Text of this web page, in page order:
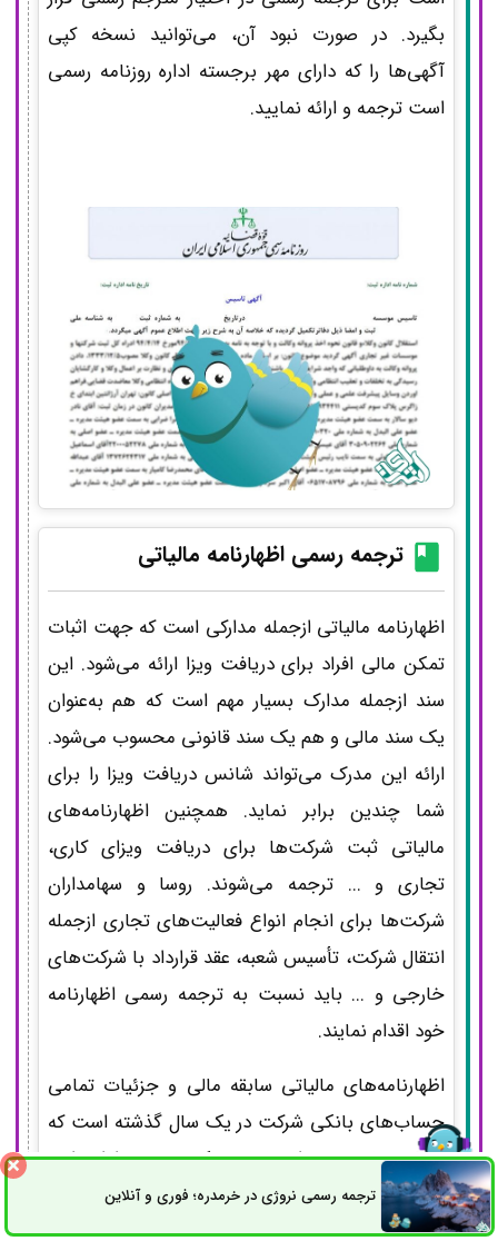
بگیرد. در صورت نبود آن، می‌توانید نسخه کپی
آگهی‌ها را که دارای مهر برجسته اداره روزنامه رسمی
است ترجمه و ارائه نمایید.
ترجمه رسمی اظهارنامه مالیاتی
اظهارنامه مالیاتی ازجمله مدارکی است که جهت اثبات
تمکن مالی افراد برای دریافت ویزا ارائه می‌شود. این
سند ازجمله مدارک بسیار مهم است که هم به‌عنوان
یک سند مالی و هم یک سند قانونی محسوب می‌شود.
ارائه این مدرک می‌تواند شانس دریافت ویزا را برای
شما چندین برابر نماید. همچنین اظهارنامه‌های
مالیاتی ثبت شرکت‌ها برای دریافت ویزای کاری،
تجاری و ... ترجمه می‌شوند. روسا و سهامداران
شرکت‌ها برای انجام انواع فعالیت‌های تجاری ازجمله
انتقال شرکت، تأسیس شعبه، عقد قرارداد با شرکت‌های
خارجی و ... باید نسبت به ترجمه رسمی اظهارنامه
خود اقدام نمایند.
اظهارنامه‌های مالیاتی سابقه مالی و جزئیات تمامی
حساب‌های بانکی شرکت در یک سال گذشته است که
برای محاسبه مقدار مالیات یک‌ساله به اداره امور
مالیاتی ارائه می‌شود. ترجمه و تحویل این سند به
سفارت کشور مقصد سهامدار بودن شمارا به اثبات
ترجمه رسمی نروژی در خرمدره؛ فوری و آنلاینثبت سفارش راه های ارتباطی